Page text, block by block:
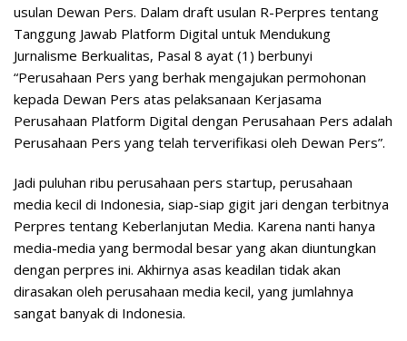
usulan Dewan Pers. Dalam draft usulan R-Perpres tentang
Tanggung Jawab Platform Digital untuk Mendukung
Jurnalisme Berkualitas, Pasal 8 ayat (1) berbunyi
“Perusahaan Pers yang berhak mengajukan permohonan
kepada Dewan Pers atas pelaksanaan Kerjasama
Perusahaan Platform Digital dengan Perusahaan Pers adalah
Perusahaan Pers yang telah terverifikasi oleh Dewan Pers”.
Jadi puluhan ribu perusahaan pers startup, perusahaan
media kecil di Indonesia, siap-siap gigit jari dengan terbitnya
Perpres tentang Keberlanjutan Media. Karena nanti hanya
media-media yang bermodal besar yang akan diuntungkan
dengan perpres ini. Akhirnya asas keadilan tidak akan
dirasakan oleh perusahaan media kecil, yang jumlahnya
sangat banyak di Indonesia.